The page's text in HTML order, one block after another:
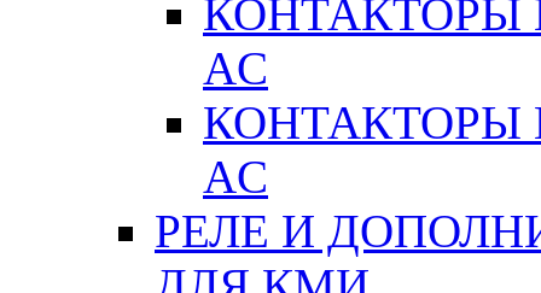
КОНТАКТОРЫ
AC
КОНТАКТОРЫ
AC
РЕЛЕ И